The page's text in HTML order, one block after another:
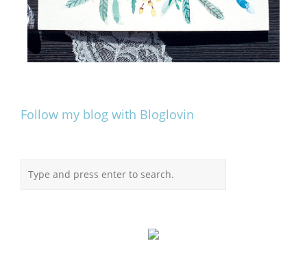
Follow my blog with Bloglovin